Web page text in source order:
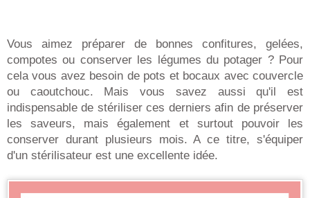
Vous aimez préparer de bonnes confitures, gelées,
compotes ou conserver les légumes du potager ? Pour
cela vous avez besoin de pots et bocaux avec couvercle
ou caoutchouc. Mais vous savez aussi qu'il est
indispensable de stériliser ces derniers afin de préserver
les saveurs, mais également et surtout pouvoir les
conserver durant plusieurs mois. A ce titre, s'équiper
d'un stérilisateur est une excellente idée.